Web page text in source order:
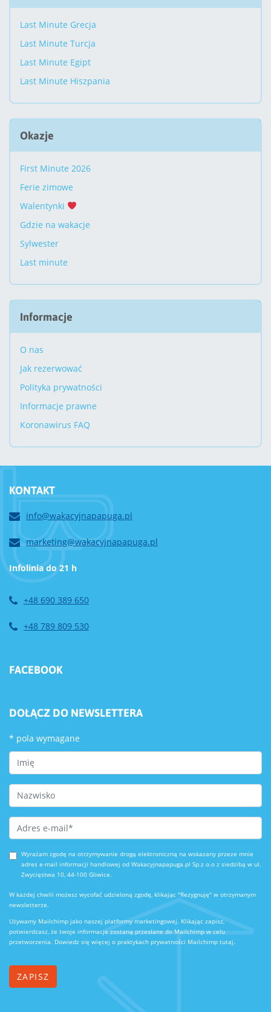
Last Minute Grecja
Last Minute Turcja
Last Minute Egipt
Last Minute Hiszpania
Okazje
First Minute 2026
Ferie zimowe
Walentynki
Gdzie na wakacje
Sylwester
Last minute
Informacje
O nas
Jak rezerwować
Polityka prywatności
Informacje prawne
Koronawirus FAQ
KONTAKT
info@wakacyjnapapuga.pl
marketing@wakacyjnapapuga.pl
Infolinia do 21 h
+48 690 389 650
+48 789 809 530
FACEBOOK
DOŁĄCZ DO NEWSLETTERA
* pola wymagane
First Name
Last Name
Email Address *
Wyrażam zgodę na otrzymywanie drogą elektroniczną na wskazany przeze mnie
adres e-mail informacji handlowej od Wakacyjnapapuga.pl Sp.z o.o z siedzibą w ul.
Zwycięstwa 10, 44-100 Gliwice.
W każdej chwili możesz wycofać udzieloną zgodę, klikając "Rezygnuję" w otrzymanym
newsletterze.
Używamy Mailchimp jako naszej platformy marketingowej. Klikając zapisz,
potwierdzasz, że twoje informacje zostaną przesłane do Mailchimp w celu
przetworzenia. Dowiedz się więcej o praktykach prywatności Mailchimp tutaj.